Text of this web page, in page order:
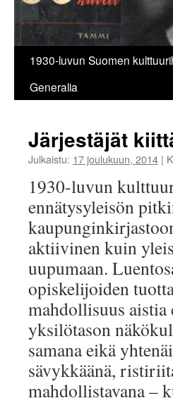
1930-luvun Suomen
Generalia
Järjestäjät
Julkaistu: 17 joulukuun, 2014 |
1930-luvun
ennätysyleisön
aktiivinen kuin
uupumaan.
opiskelijoiden
mahdollisuus
yksilötason
samana eikä
sävykkäänä,
mahdollistavana –